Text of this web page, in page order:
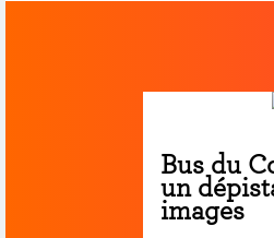
Bus du
un
images